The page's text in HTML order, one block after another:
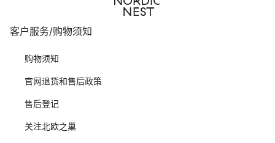
客户服务/购物须知
购物须知
官网退货和售后政策
售后登记
关注北欧之巢